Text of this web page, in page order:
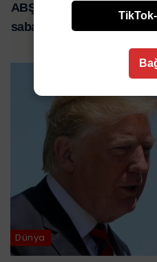
ABŞ-ın Kanada və
sabah qüvvəyə minəcək
Dünya